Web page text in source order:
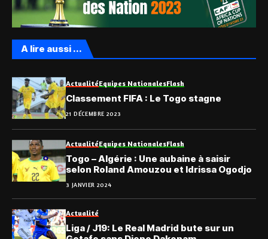
A lire aussi ...
ActualitéEquipes NationalesFlash
Classement FIFA : Le Togo stagne
21 DÉCEMBRE 2023
ActualitéEquipes NationalesFlash
Togo – Algérie : Une aubaine à saisir
selon Roland Amouzou et Idrissa Ogodjo
3 JANVIER 2024
Actualité
Liga / J19: Le Real Madrid bute sur un